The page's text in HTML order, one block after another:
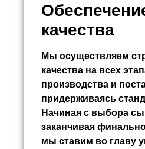
качества
Мы осуществляем
качества на всех
производства и
придерживаясь
Начиная с выбора
заканчивая
мы ставим во главу